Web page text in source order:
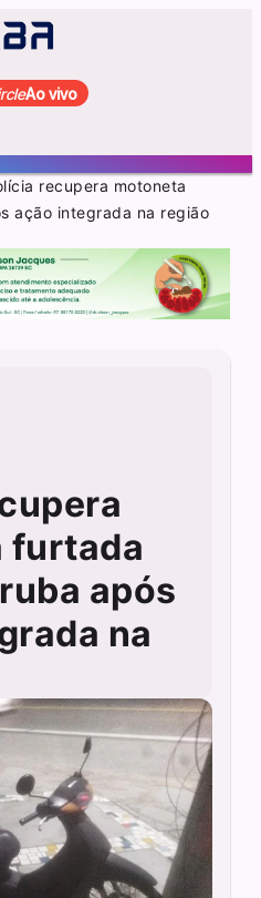
Ao vivo
recupera motoneta
ação integrada na região
furtada
após
na